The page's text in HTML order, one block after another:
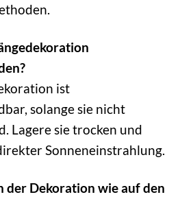
ist
solange sie nicht
Lagere sie trocken und
Sonneneinstrahlung.
der Dekoration wie auf den